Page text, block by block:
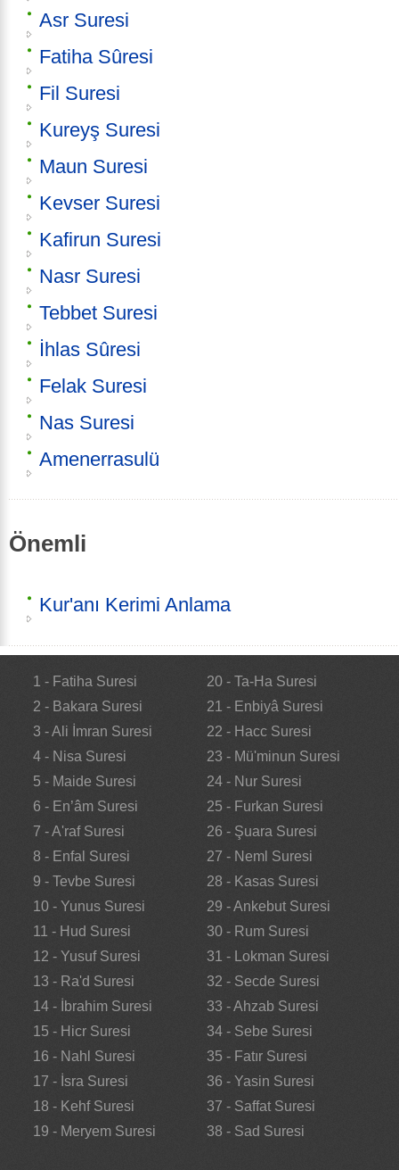
Asr Suresi
Fatiha Sûresi
Fil Suresi
Kureyş Suresi
Maun Suresi
Kevser Suresi
Kafirun Suresi
Nasr Suresi
Tebbet Suresi
İhlas Sûresi
Felak Suresi
Nas Suresi
Amenerrasulü
Önemli
Kur'anı Kerimi Anlama
1 - Fatiha Suresi
2 - Bakara Suresi
3 - Ali İmran Suresi
4 - Nisa Suresi
5 - Maide Suresi
6 - En’âm Suresi
7 - A'raf Suresi
8 - Enfal Suresi
9 - Tevbe Suresi
10 - Yunus Suresi
11 - Hud Suresi
12 - Yusuf Suresi
13 - Ra'd Suresi
14 - İbrahim Suresi
15 - Hicr Suresi
16 - Nahl Suresi
17 - İsra Suresi
18 - Kehf Suresi
19 - Meryem Suresi
20 - Ta-Ha Suresi
21 - Enbiyâ Suresi
22 - Hacc Suresi
23 - Mü'minun Suresi
24 - Nur Suresi
25 - Furkan Suresi
26 - Şuara Suresi
27 - Neml Suresi
28 - Kasas Suresi
29 - Ankebut Suresi
30 - Rum Suresi
31 - Lokman Suresi
32 - Secde Suresi
33 - Ahzab Suresi
34 - Sebe Suresi
35 - Fatır Suresi
36 - Yasin Suresi
37 - Saffat Suresi
38 - Sad Suresi